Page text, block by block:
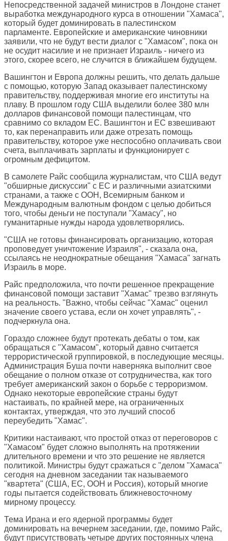
Непосредственной задачей министров в Лондоне станет
выработка международного курса в отношении "Хамаса",
который будет доминировать в палестинском
парламенте. Европейские и американские чиновники
заявили, что не будут вести диалог с "Хамасом", пока он
не осудит насилие и не признает Израиль - ничего из
этого, скорее всего, не случится в ближайшем будущем.
Вашингтон и Европа должны решить, что делать дальше
с помощью, которую Запад оказывает палестинскому
правительству, поддерживая многие его институты на
плаву. В прошлом году США выделили более 380 млн
долларов финансовой помощи палестинцам, что
сравнимо со вкладом ЕС. Вашингтон и ЕС взвешивают
то, как перенаправить или даже отрезать помощь
правительству, которое уже неспособно оплачивать свои
счета, выплачивать зарплаты и функционирует с
огромным дефицитом.
В самолете Райс сообщила журналистам, что США ведут
"обширные дискуссии" с ЕС и различными азиатскими
странами, а также с ООН, Всемирным банком и
Международным валютным фондом с целью добиться
того, чтобы деньги не поступали "Хамасу", но
гуманитарные нужды народа удовлетворялись.
"США не готовы финансировать организацию, которая
проповедует уничтожение Израиля", - сказала она,
ссылаясь не неоднократные обещания "Хамаса" загнать
Израиль в море.
Райс предположила, что почти решенное прекращение
финансовой помощи заставит "Хамас" трезво взглянуть
на реальность. "Важно, чтобы сейчас "Хамас" оценил
значение своего устава, если он хочет управлять", -
подчеркнула она.
Гораздо сложнее будут протекать дебаты о том, как
обращаться с "Хамасом", который давно считается
террористической группировкой, в последующие месяцы.
Администрация Буша почти наверняка выполнит свое
обещание о полном отказе от сотрудничества, как того
требует американский закон о борьбе с терроризмом.
Однако некоторые европейские страны будут
настаивать, по крайней мере, на ограниченных
контактах, утверждая, что это лучший способ
переубедить "Хамас".
Критики настаивают, что простой отказ от переговоров с
"Хамасом" будет сложно выполнять на протяжении
длительного времени и что это решение не является
политикой. Министры будут сражаться с "делом "Хамаса"
сегодня на дневном заседании так называемого
"квартета" (США, ЕС, ООН и Россия), который многие
годы пытается содействовать ближневосточному
мирному процессу.
Тема Ирана и его ядерной программы будет
доминировать на вечернем заседании, где, помимо Райс,
будут присутствовать четыре других постоянных члена